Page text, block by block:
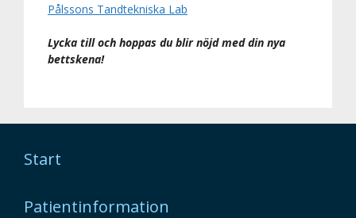
Pålssons Tandtekniska Lab
Lycka till och hoppas du blir nöjd med din nya
bettskena!
Start
Patientinformation